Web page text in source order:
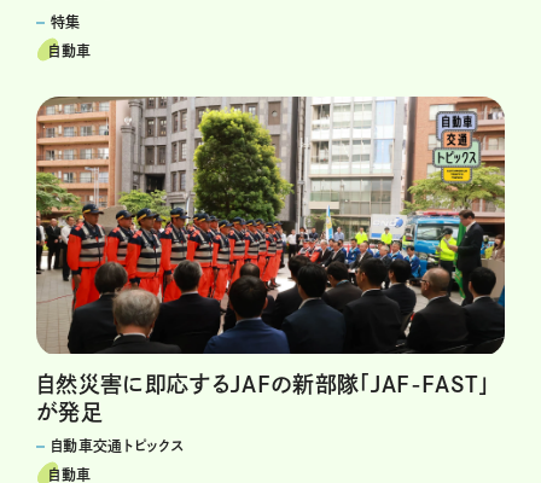
特集
自動車
自然災害に即応するJAFの新部隊「JAF-FAST」
が発足
自動車交通トピックス
自動車